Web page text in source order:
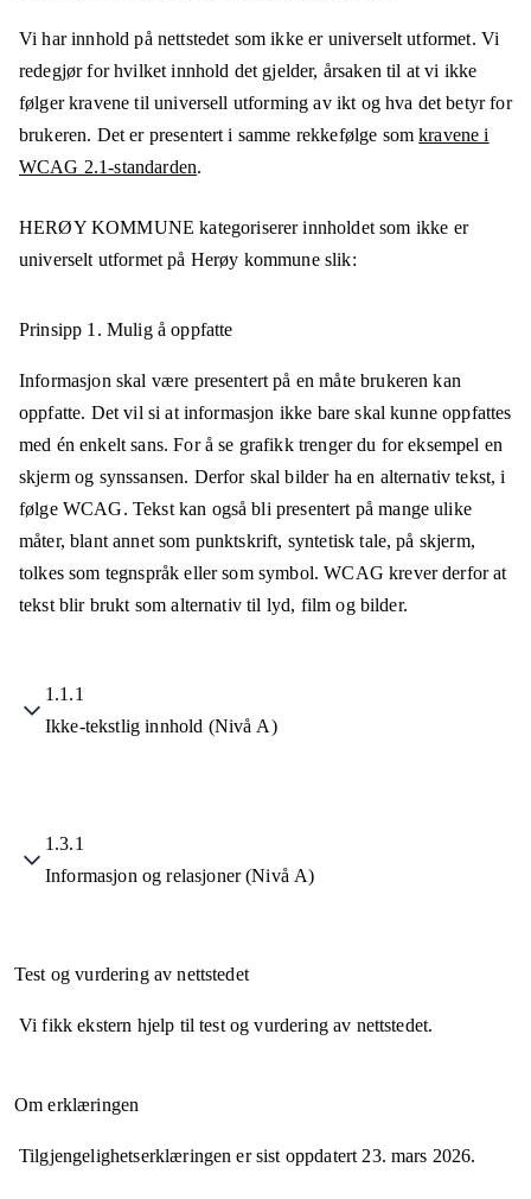
Vi har innhold på nettstedet som ikke er universelt utformet. Vi
redegjør for hvilket innhold det gjelder, årsaken til at vi ikke
følger kravene til universell utforming av ikt og hva det betyr for
brukeren. Det er presentert i samme rekkefølge somkravene i
WCAG 2.1-standarden.
HERØY KOMMUNE kategoriserer innholdet som ikke er
universelt utformet på Herøy kommuneslik:
Prinsipp 1. Mulig å oppfatte
Informasjon skal være presentert på en måte brukeren kan
oppfatte. Det vil si at informasjon ikke bare skal kunne oppfattes
med én enkelt sans. For å se grafikk trenger du for eksempel en
skjerm og synssansen. Derfor skal bilder ha en alternativ tekst, i
følge WCAG. Tekst kan også bli presentert på mange ulike
måter, blant annet som punktskrift, syntetisk tale, på skjerm,
tolkes som tegnspråk eller som symbol. WCAG krever derfor at
tekst blir brukt som alternativ til lyd, film og bilder.
1.1.1
Ikke-tekstlig innhold (Nivå A)
1.3.1
Informasjon og relasjoner (Nivå A)
Test og vurdering av nettstedet
Vi fikk ekstern hjelp til test og vurdering av nettstedet.
Om erklæringen
Tilgjengelighetserklæringen er sist oppdatert23. mars 2026.